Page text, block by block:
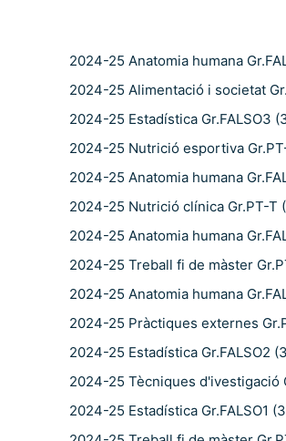
2024-25 Anatomia humana
2024-25 Alimentació i societat
2024-25 Estadística Gr.FALSO3
2024-25 Nutrició esportiva
2024-25 Anatomia humana
2024-25 Nutrició clínica Gr.PT-T
2024-25 Anatomia humana
2024-25 Treball fi de màster
2024-25 Anatomia humana
2024-25 Pràctiques externes
2024-25 Estadística Gr.FALSO2
2024-25 Tècniques d'ivestigació
2024-25 Estadística Gr.FALSO1